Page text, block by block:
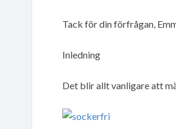
Tack för din förfrågan,
Inledning
Det blir allt vanligare att